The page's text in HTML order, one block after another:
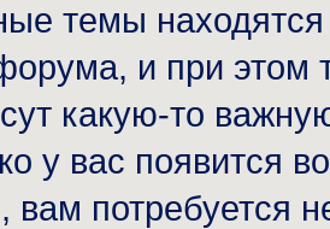
темы
и при этом
какую-то
у вас появится
вам потребуется